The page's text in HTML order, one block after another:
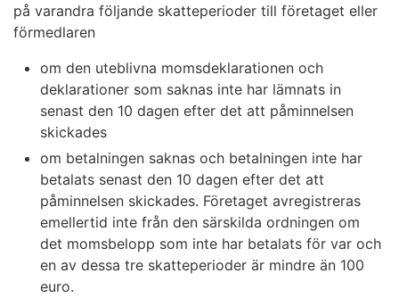
på varandra följande skatteperioder till företaget eller
förmedlaren
om den uteblivna momsdeklarationen och
deklarationer som saknas inte har lämnats in
senast den 10 dagen efter det att påminnelsen
skickades
om betalningen saknas och betalningen inte har
betalats senast den 10 dagen efter det att
påminnelsen skickades. Företaget avregistreras
emellertid inte från den särskilda ordningen om
det momsbelopp som inte har betalats för var och
en av dessa tre skatteperioder är mindre än 100
euro.